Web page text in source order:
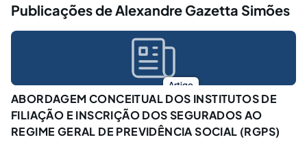
Publicações de Alexandre Gazetta Simões
Artigo
ABORDAGEM CONCEITUAL DOS INSTITUTOS DE
FILIAÇÃO E INSCRIÇÃO DOS SEGURADOS AO
REGIME GERAL DE PREVIDÊNCIA SOCIAL (RGPS)